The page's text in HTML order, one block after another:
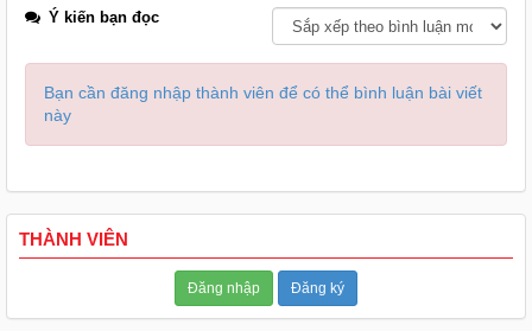
Ý kiến bạn đọc
Bạn cần đăng nhập thành viên để có thể bình luận bài viết
này
THÀNH VIÊN
Đăng nhập Đăng ký